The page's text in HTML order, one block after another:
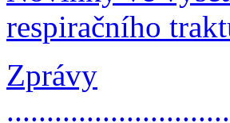
respiračního
Zprávy